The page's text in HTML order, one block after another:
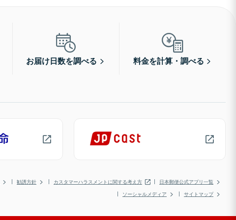
お届け日数を調べる 料金を計算・調べる
勧誘方針 カスタマーハラスメントに関する考え方
日本郵便公式アプリ一覧
ソーシャルメディア
サイトマップ